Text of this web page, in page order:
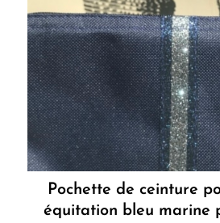
Pochette de ceinture
équitation bleu marine